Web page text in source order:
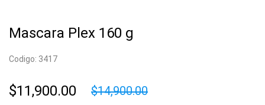
Mascara Plex 160 g
Codigo: 3417
$11,900.00 $14,900.00